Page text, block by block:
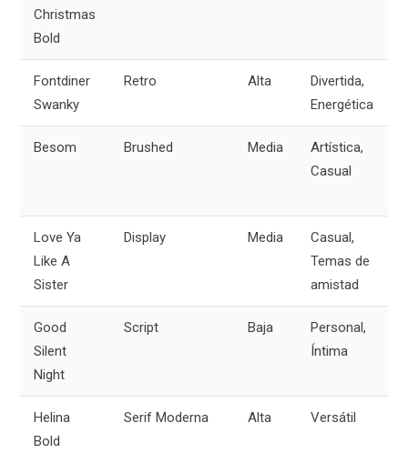
Christmas
Bold
Fontdiner
Swanky
Retro Alta
Divertida,
Energética
Besom Brushed Media
Artística,
Casual
Love Ya
Like A
Sister
Display Media
Casual,
Temas de
amistad
Good
Silent
Night
Script Baja
Personal,
Íntima
Helina
Bold
Serif Moderna Alta Versátil